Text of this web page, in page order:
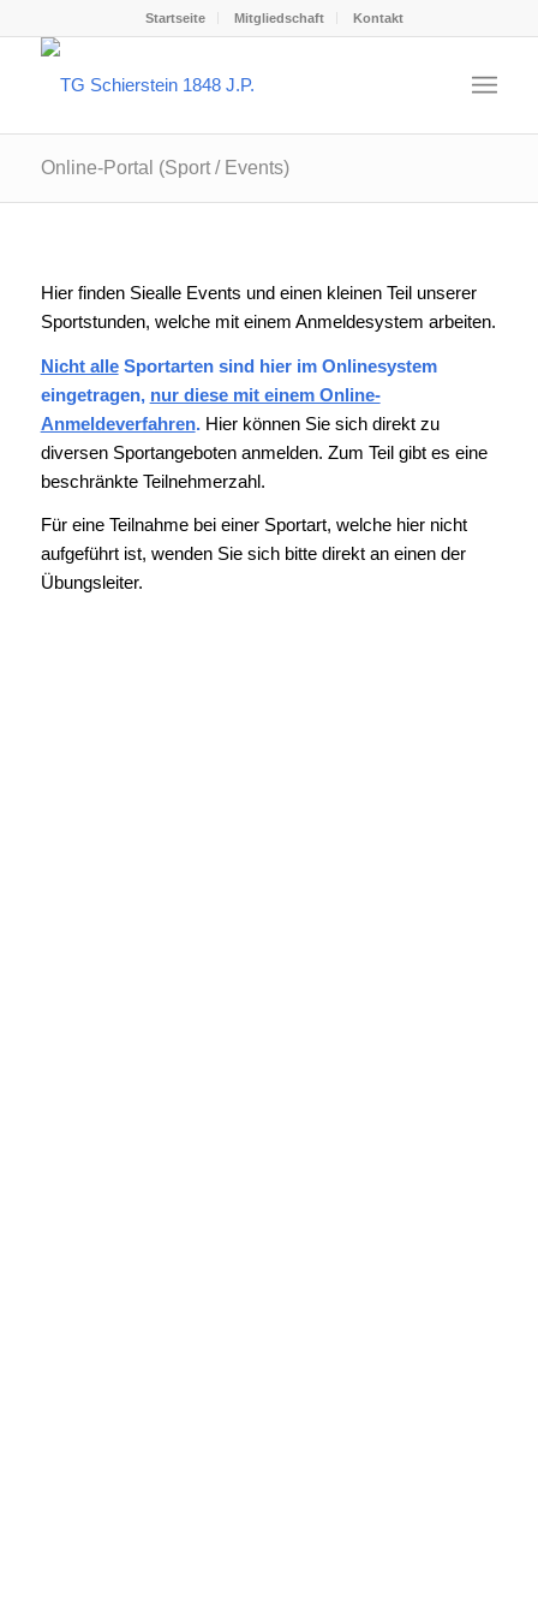
Startseite Mitgliedschaft Kontakt
Online-Portal (Sport / Events)
Hier finden Siealle Events und einen kleinen Teil unserer
Sportstunden, welche mit einem Anmeldesystem arbeiten.
Nicht alleSportarten sind hier im Onlinesystem
eingetragen, nur diese mit einem Online-
Anmeldeverfahren. Hier können Sie sich direkt zu
diversen Sportangeboten anmelden. Zum Teil gibt es eine
beschränkte Teilnehmerzahl.
Für eine Teilnahme bei einer Sportart, welche hier nicht
aufgeführt ist, wenden Sie sich bitte direkt an einen der
Übungsleiter.